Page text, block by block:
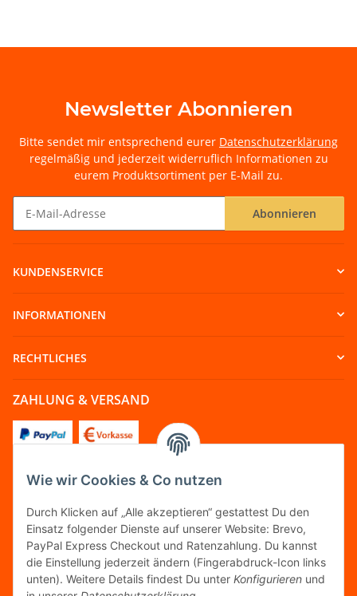
Wie wir Cookies & Co nutzen
Durch Klicken auf „Alle akzeptieren“ gestattest Du den
Einsatz folgender Dienste auf unserer Website: Brevo,
PayPal Express Checkout und Ratenzahlung. Du kannst
die Einstellung jederzeit ändern (Fingerabdruck-Icon links
unten). Weitere Details findest Du unter Konfigurieren und
Newsletter Abonnieren
Bitte sendet mir entsprechend eurer Datenschutzerklärung
regelmäßig und jederzeit widerruflich Informationen zu
eurem Produktsortiment per E-Mail zu.
Abonnieren
KUNDENSERVICE
INFORMATIONEN
RECHTLICHES
ZAHLUNG & VERSAND
FOLGT UNS
FAIRCOMMERCE